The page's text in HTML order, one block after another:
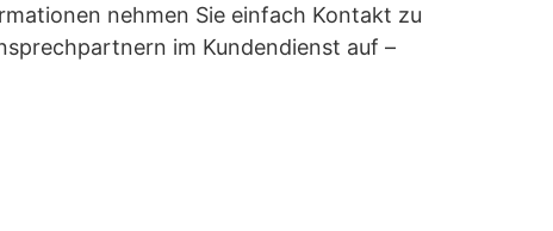
nehmen Sie einfach Kontakt zu
im Kundendienst auf –